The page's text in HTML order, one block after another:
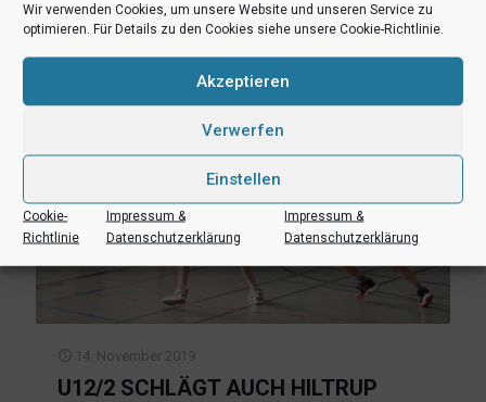
Wir verwenden Cookies, um unsere Website und unseren Service zu
optimieren. Für Details zu den Cookies siehe unsere Cookie-Richtlinie.
Akzeptieren
Verwerfen
Einstellen
Cookie-
Richtlinie
Impressum &
Datenschutzerklärung
Impressum &
Datenschutzerklärung
Mehr lesen
14. November 2019
U12/2 SCHLÄGT AUCH HILTRUP